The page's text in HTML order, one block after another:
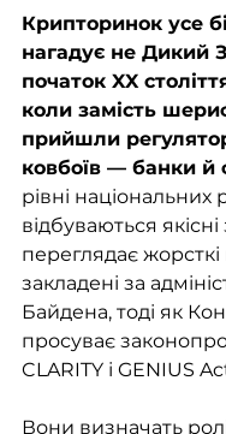
Крипторинок усе
нагадує не Дикий
початок XX
коли замість
прийшли
ковбоїв — банки й
рівні національних
відбуваються якісні
переглядає
закладені за
Байдена, тоді як
просуває
CLARITY і GENIUS
Вони визначать ролі